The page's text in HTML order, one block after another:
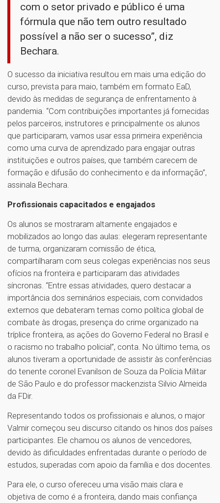
com o setor privado e público é uma
fórmula que não tem outro resultado
possível a não ser o sucesso”, diz
Bechara.
O sucesso da iniciativa resultou em mais uma edição do
curso, prevista para maio, também em formato EaD,
devido às medidas de segurança de enfrentamento à
pandemia. “Com contribuições importantes já fornecidas
pelos parceiros, instrutores e principalmente os alunos
que participaram, vamos usar essa primeira experiência
como uma curva de aprendizado para engajar outras
instituições e outros países, que também carecem de
formação e difusão do conhecimento e da informação”,
assinala Bechara.
Profissionais capacitados e engajados
Os alunos se mostraram altamente engajados e
mobilizados ao longo das aulas: elegeram representante
de turma, organizaram comissão de ética,
compartilharam com seus colegas experiências nos seus
ofícios na fronteira e participaram das atividades
síncronas. “Entre essas atividades, quero destacar a
importância dos seminários especiais, com convidados
externos que debateram temas como política global de
combate às drogas, presença do crime organizado na
tríplice fronteira, as ações do Governo Federal no Brasil e
o racismo no trabalho policial”, conta. No último tema, os
alunos tiveram a oportunidade de assistir às conferências
do tenente coronel Evanilson de Souza da Polícia Militar
de São Paulo e do professor mackenzista Silvio Almeida
da FDir.
Representando todos os profissionais e alunos, o major
Valmir começou seu discurso citando os hinos dos países
participantes. Ele chamou os alunos de vencedores,
devido às dificuldades enfrentadas durante o período de
estudos, superadas com apoio da família e dos docentes.
Para ele, o curso ofereceu uma visão mais clara e
objetiva de como é a fronteira, dando mais confiança